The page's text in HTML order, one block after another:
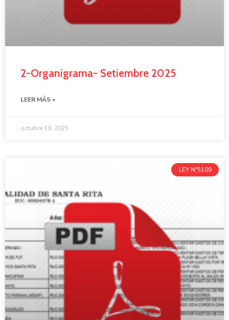
2-Organigrama- Setiembre 2025
LEER MÁS »
octubre 19, 2025
LEY Nº5189